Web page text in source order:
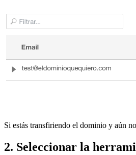
Si estás transfiriendo el dominio y aún
2. Seleccionar la